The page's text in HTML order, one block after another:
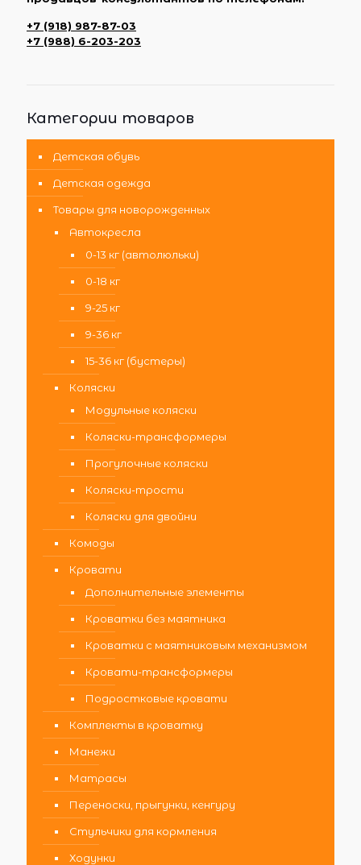
+7 (918) 987-87-03
+7 (988) 6-203-203
Категории товаров
Детская обувь
Детская одежда
Товары для новорожденных
Автокресла
0-13 кг (автолюльки)
0-18 кг
9-25 кг
9-36 кг
15-36 кг (бустеры)
Коляски
Модульные коляски
Коляски-трансформеры
Прогулочные коляски
Коляски-трости
Коляски для двойни
Комоды
Кровати
Дополнительные элементы
Кроватки без маятника
Кроватки с маятниковым механизмом
Кровати-трансформеры
Подростковые кровати
Комплекты в кроватку
Манежи
Матрасы
Переноски, прыгунки, кенгуру
Стульчики для кормления
Ходунки